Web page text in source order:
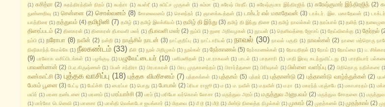
(1) சுசித்ரா (2) சுதந்திரத்தின் நிறம் (1) சுபத்ரா (1) சுபஸ்ரீ (1) சுபிட்ச முருகன் (1) சும்மா (1) சுரேஷ் பிரதீப் (1) சுரேஷ்குமார இந்திரஜித் (1) சுரேஷ்குமார் இந்திரஜித் (2)
நுண்ணறிவு (1) சென்னை (2) சொல்வனம் (8) சோலைவனம் (1) சௌந்தர் (1) ஞானக்கூத்தன் (1) டாக்டர் எல் மகாதேவன் (3) டாக்டர். இல. மகாதேவன் (1)
யாத்திரை (1) தத்துவம் (4) தமிழினி (7) தமிழ் (1) தமிழ் இலக்கியம் (1) தமிழ் தி இந்து (3) தமிழ் தி இந்து திசை (1) தமிழ் நாவல்கள் (1) தரம்பால் (1) தலித் (1)
திரைப்படம் (2) தினகரன் (1) தினகரன் தீபாவளி மலர் (1) தீபாவளி மலர் (2) தும்பி (1) துரை அறிவழகன் (1) தூயன் (1) தெளிவத்தை ஜோசப் (1) தேய்விளக்கு (1) தேர்தல்
நம்பி (1) நரோபா (8) நவீன் (2) நன்றி (1) நாஞ்சில் நாடன் (3) நாட்குறிப்பு (1) நாட்டாரியல் (1) நாவல் (30) நாவல் பகுதி (1) நாவல்கள் (2) நாளை மற்றொரு
நிஷிகாந்த் கோல்கே (1) நீலகண்டம் (33) நீலி (1) நூல் அறிமுகம் (1) நூல்கள் (1) நேர்காணல் (5) நேர்காணல்கள் (1) நோயறிதல் (1) நோய் (1) நோய்மை (1) ப.
(9) பரலோக வசிப்பிடங்கள் (1) பழங்குடி (1) பழுவேட்டையர் (10) பனிமனிதன் (1) பா.ராகவன் (1) பாடல் (1) பாதசாரி (1) பாதி இரவு கடந்துவிட்டது (1) பாரதியார்
பாவண்ணன் (2) பி.ஏ.கிருஷ்ணன் (1) பிபன் சந்திரா (1) பிரபாகரன் (1) பிரபு முருகானந்தம் (1) பிரார்த்தனை (1) பிரிவுகள் (1) பிள்ளை வளர்ப்பு (2) பிறிதொரு நதிக்கரை
கண்காட்சி (3) புத்தக வாசிப்பு (18) புத்தக விமரிசனம் (7) புத்தகங்கள் (1) புத்தகம் (5) புத்தர் (1) புத்தாண்டு (2) புத்தாண்டு வாழ்த்துக்கள் (2)
பேசும் பூனை (3) பேட்டி (1) பேய்ச்சி (1) பைரப்பா (1) பொது (1) போபால் (2) ப்ரியா ராஜூ (1) ம (1) ம. நவீன் (1) ம.நவீன் (1) ம.ரா (1) மகரந்த் பரஞ்சபே (1) மகாபாரதம் (1)
மயிர் (1) மரண தண்டனை (1) மரணம் (1) மரப்பாச்சி (3) மரம் (1) மரியோ வர்கொஸ் லோசா (1) மருத்துவ அறம் (1) மருத்துவ அனுபவம் (2) மருத்துவ சோதனை (1)
(1) மார்கோ டெனெவி (1) மானசா (1) மாஸ்தி வெங்கடேச ஐயங்கார் (1) மிதவை (1) மீ டூ (1) மீடூ (1) மீண்டு நிலைத்த நிழல்கள் (1) முகாம் (2) முதற்கனல் (1) முதற்கால் (2)